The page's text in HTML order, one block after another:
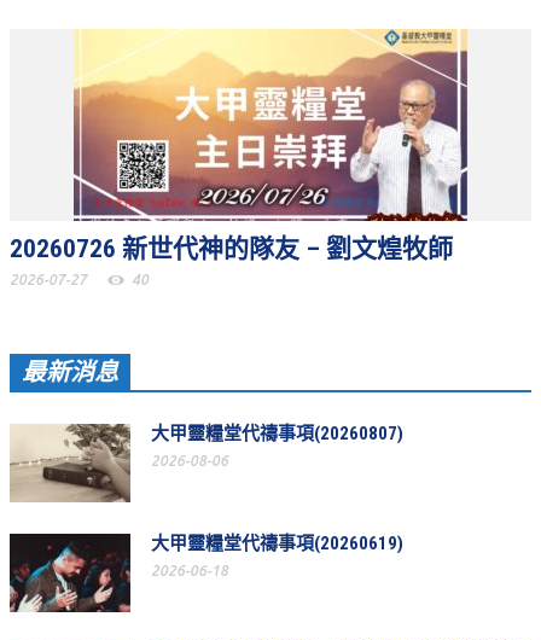
聚會剪影_2016年
聚會剪影_2015年
聚會剪影_2014年
聚會剪影_2013年
教會節慶
教會節慶_2026年
教會節慶_2023年
教會節慶_2022年
教會節慶_2021年
教會節慶_2019年
教會節慶_2018年
20260726 新世代神的隊友 – 劉文煌牧師
2026-07-27 40
最新消息
大甲靈糧堂代禱事項(20260807)
2026-08-06
大甲靈糧堂代禱事項(20260619)
2026-06-18